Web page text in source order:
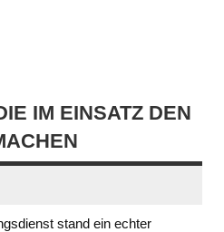
IM EINSATZ DEN
stand ein echter